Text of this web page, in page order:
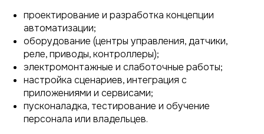
проектирование и разработка концепции
автоматизации;
оборудование (центры управления, датчики,
реле, приводы, контроллеры);
электромонтажные и слаботочные работы;
настройка сценариев, интеграция с
приложениями и сервисами;
пусконаладка, тестирование и обучение
персонала или владельцев.